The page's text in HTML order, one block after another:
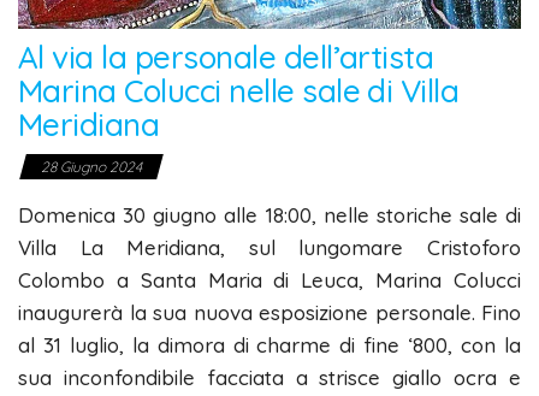
Al via la personale dell’artista
Marina Colucci nelle sale di Villa
Meridiana
28 Giugno 2024
Domenica 30 giugno alle 18:00, nelle storiche sale di
Villa La Meridiana, sul lungomare Cristoforo
Colombo a Santa Maria di Leuca, Marina Colucci
inaugurerà la sua nuova esposizione personale. Fino
al 31 luglio, la dimora di charme di fine ‘800, con la
sua inconfondibile facciata a strisce giallo ocra e